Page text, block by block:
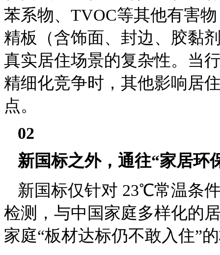
苯系物、TVOC等其他有害
精板（含饰面、封边、胶黏
真实居住场景的复杂性。当
精细化竞争时，其他影响居
点。
02
新国标之外，通往“家居环
新国标仅针对 23℃常温条
检测，与中国家庭多样化的
家庭“板材达标仍不敢入住”